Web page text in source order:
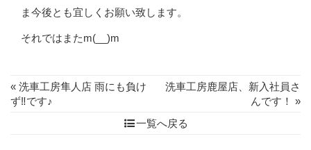
ま今後とも宜しくお願い致します。
それではまたm(__)m
« 洗車工房隼人店 雨にも負け
ず‼︎です♪
洗車工房鹿屋店、新入社員さ
んです！ »
一覧へ戻る